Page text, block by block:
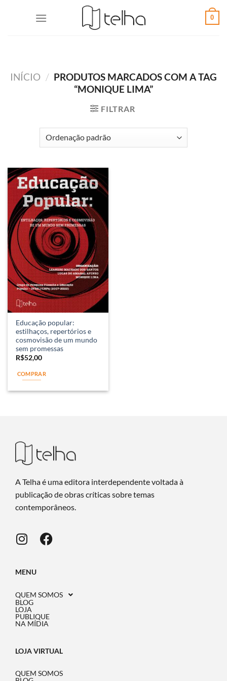
0
INÍCIO / PRODUTOS MARCADOS COM A TAG
“MONIQUE LIMA”
FILTRAR
Educação popular:
estilhaços, repertórios e
cosmovisão de um mundo
sem promessas
R$52,00
COMPRAR
A Telha é uma editora interdependente voltada à
publicação de obras críticas sobre temas
contemporâneos.
MENU
QUEM SOMOS
BLOG
LOJA
PUBLIQUE
NA MÍDIA
LOJA VIRTUAL
QUEM SOMOS